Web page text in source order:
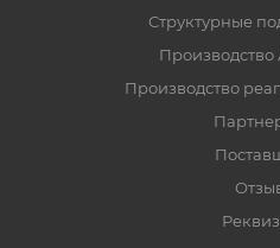
Структурные
Производство